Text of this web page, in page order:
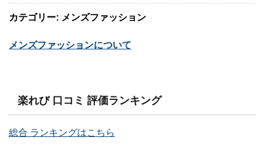
カテゴリー: メンズファッション
メンズファッションについて
楽れび 口コミ 評価ランキング
総合 ランキングはこちら